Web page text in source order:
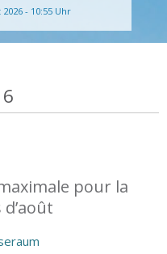
- 10:55 Uhr
pour la